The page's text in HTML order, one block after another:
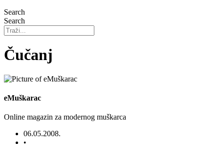
Search
Search
Čučanj
eMuškarac
Online magazin za modernog muškarca
06.05.2008.